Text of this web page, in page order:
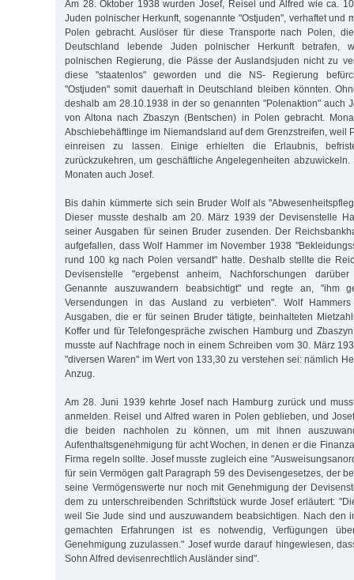
Am 28. Oktober 1938 wurden Josef, Reisel und Alfred wie ca.
Juden polnischer Herkunft, sogenannte "Ostjuden", verhaftet und
Polen gebracht. Auslöser für diese Transporte nach Polen,
Deutschland lebende Juden polnischer Herkunft betrafen,
polnischen Regierung, die Pässe der Auslandsjuden nicht zu
diese "staatenlos" geworden und die NS- Regierung
"Ostjuden" somit dauerhaft in Deutschland bleiben könnten.
deshalb am 28.10.1938 in der so genannten "Polenaktion" auch
von Altona nach Zbaszyn (Bentschen) in Polen gebracht.
Abschiebehäftlinge im Niemandsland auf dem Grenzstreifen, weil
einreisen zu lassen. Einige erhielten die Erlaubnis,
zurückzukehren, um geschäftliche Angelegenheiten
Monaten auch Josef.
Bis dahin kümmerte sich sein Bruder Wolf als
Dieser musste deshalb am 20. März 1939 der Devisenstelle
seiner Ausgaben für seinen Bruder zusenden. Der
aufgefallen, dass Wolf Hammer im November 1938
rund 100 kg nach Polen versandt" hatte. Deshalb stellte die
Devisenstelle "ergebenst anheim, Nachforschungen
Genannte auszuwandern beabsichtigt" und regte an, "ihm
Versendungen in das Ausland zu verbieten". Wolf
Ausgaben, die er für seinen Bruder tätigte, beinhalteten
Koffer und für Telefongespräche zwischen Hamburg und
musste auf Nachfrage noch in einem Schreiben vom 30. März
"diversen Waren" im Wert von 133,30 zu verstehen sei: nämlich
Anzug.
Am 28. Juni 1939 kehrte Josef nach Hamburg zurück und
anmelden. Reisel und Alfred waren in Polen geblieben, und
die beiden nachholen zu können, um mit ihnen
Aufenthaltsgenehmigung für acht Wochen, in denen er die
Firma regeln sollte. Josef musste zugleich eine
für sein Vermögen galt Paragraph 59 des Devisengesetzes, der
seine Vermögenswerte nur noch mit Genehmigung der
dem zu unterschreibenden Schriftstück wurde Josef erläutert:
weil Sie Jude sind und auszuwandern beabsichtigen. Nach den
gemachten Erfahrungen ist es notwendig, Verfügungen
Genehmigung zuzulassen." Josef wurde darauf hingewiesen,
Sohn Alfred devisenrechtlich Ausländer sind".